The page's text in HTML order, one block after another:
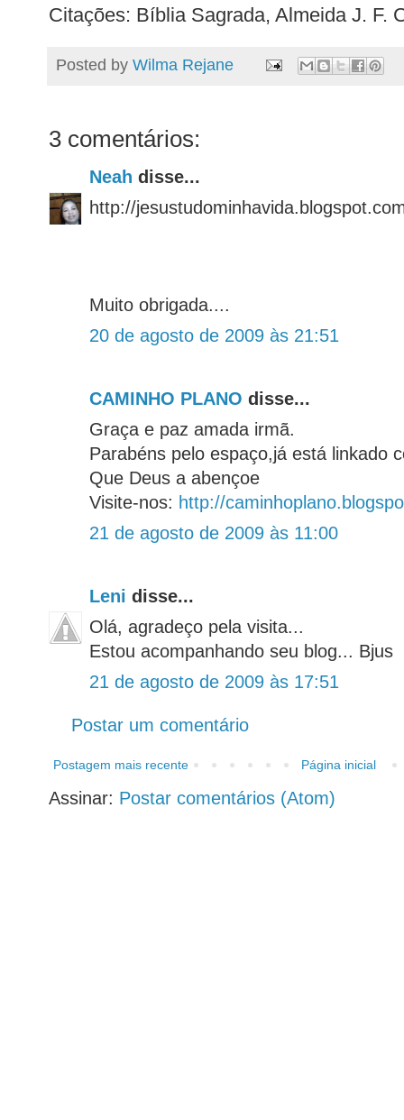
Citações: Bíblia Sagrada, Almeida J. F.
Posted by Wilma Rejane
3 comentários:
Neah disse...
http://
Muito obrigada....
20 de agosto de 2009 às 21:51
CAMINHO PLANO disse...
Graça e paz amada irmã.
Parabéns pelo espaço,já está linkado
Que Deus a abençoe
Visite-nos: http://
21 de agosto de 2009 às 11:00
Leni disse...
Olá, agradeço pela visita...
Estou acompanhando seu blog... Bjus
21 de agosto de 2009 às 17:51
Postar um comentário
Postagem mais recente Página inicial
Assinar: Postar comentários (Atom)